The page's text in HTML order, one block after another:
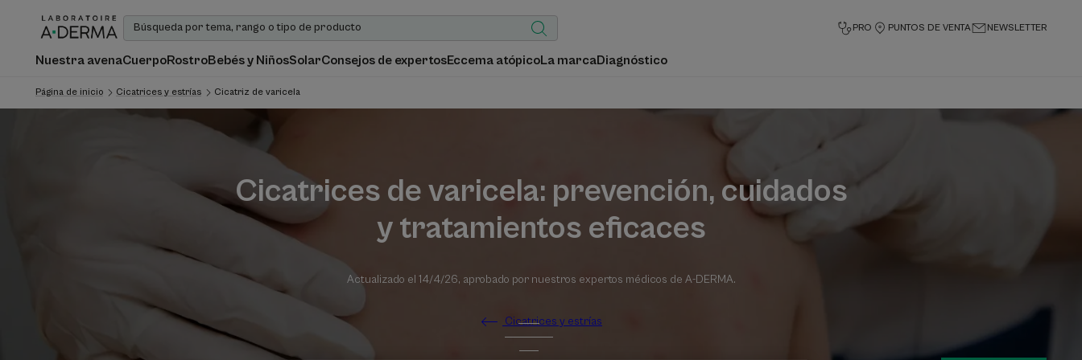
PRO PUNTOS DE VENTA NEWSLETTER
Nuestra avenaCuerpoRostroBebés y NiñosSolarConsejos de expertosEccema atópicoLa marcaDiagnóstico
Página de inicio Cicatrices y estrías Cicatriz de varicela
Cicatrices de varicela: prevención, cuidados
y tratamientos eficaces
Actualizado el 14/4/26, aprobado por nuestros expertos médicos de A-DERMA.
Cicatrices y estrías